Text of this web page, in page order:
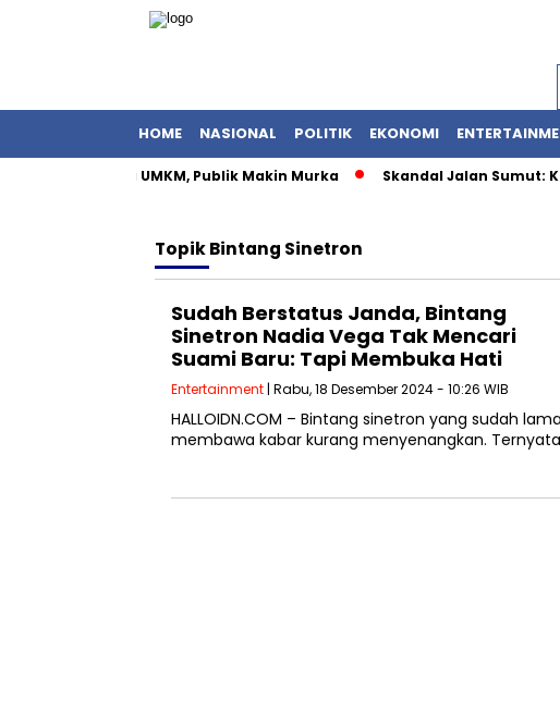
HOME NASIONAL POLITIK EKONOMI
Istri Menteri UMKM, Publik Makin Murka Skandal Jalan Sumut:
TopikBintang Sinetron
Sudah Berstatus Janda, Bintang
Sinetron Nadia Vega Tak Mencari
Suami Baru: Tapi Membuka Hati
Entertainment | Rabu, 18 Desember 2024 - 10:26 WIB
HALLOIDN.COM – Bintang sinetron yang sudah
membawa kabar kurang menyenangkan.